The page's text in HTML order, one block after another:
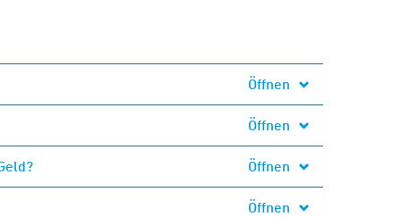
Öffnen
Öffnen
Öffnen
Öffnen